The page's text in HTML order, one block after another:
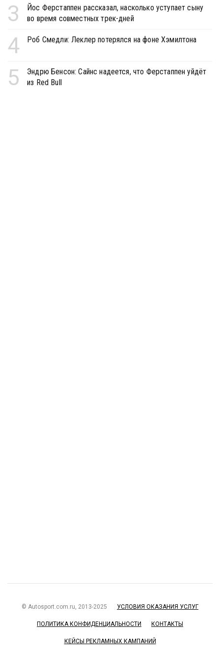
3
Йос Ферстаппен рассказал, насколько уступает сыну
во время совместных трек-дней
4 Роб Смедли: Леклер потерялся на фоне Хэмилтона
5
Эндрю Бенсон: Сайнс надеется, что Ферстаппен уйдёт
из Red Bull
© Autosport.com.ru, 2013-2025 УСЛОВИЯ ОКАЗАНИЯ УСЛУГ
ПОЛИТИКА КОНФИДЕНЦИАЛЬНОСТИ КОНТАКТЫ
КЕЙСЫ РЕКЛАМНЫХ КАМПАНИЙ